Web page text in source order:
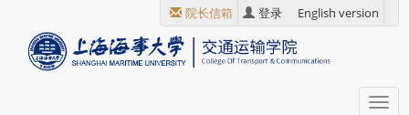
院长信箱 登录 English version